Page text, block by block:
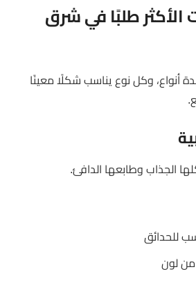
الأكثر طلبًا في شرق
أنواع، وكل نوع يناسب شكلًا معينًا
الجذاب وطابعها الدافئ.
للحدائق
من لون